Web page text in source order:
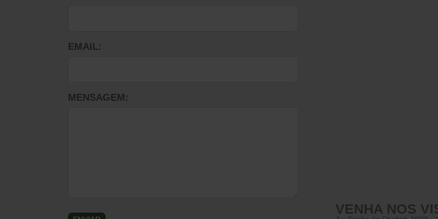
EMAIL:
MENSAGEM:
VENHA NOS